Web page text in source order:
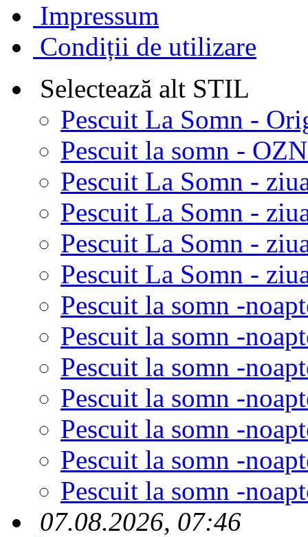
Impressum
Condiții de utilizare
Selectează alt STIL
Pescuit La Somn -
Pescuit la somn -
Pescuit La Somn -
Pescuit La Somn -
Pescuit La Somn -
Pescuit La Somn -
Pescuit la somn -
Pescuit la somn -
Pescuit la somn -
Pescuit la somn -
Pescuit la somn -
Pescuit la somn -
Pescuit la somn -
07.08.2026, 07:46